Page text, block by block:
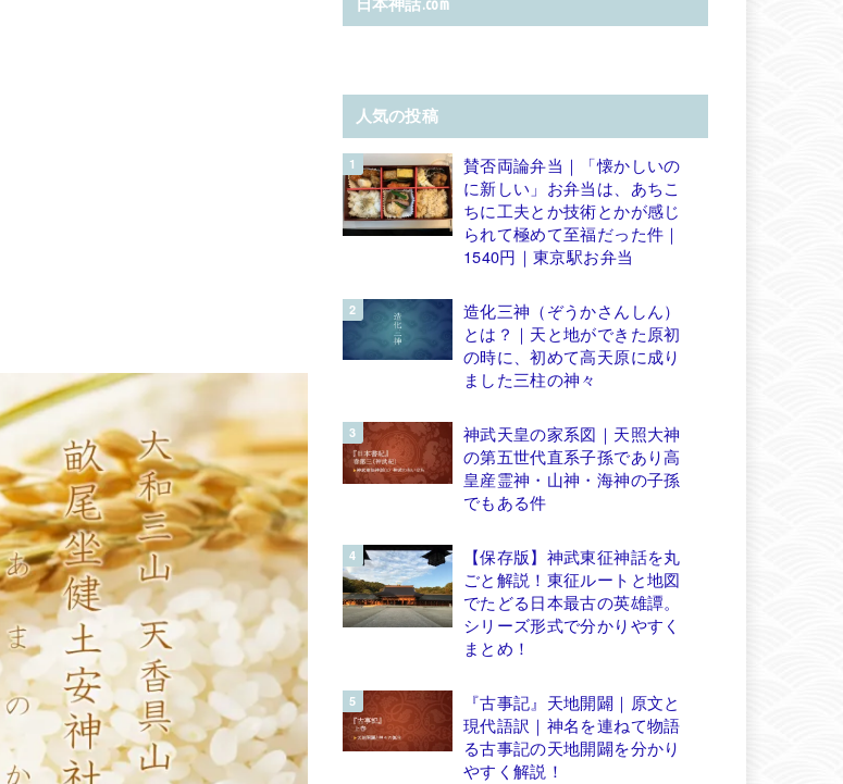
日本神話.com
人気の投稿
賛否両論弁当｜「懐かしいの
に新しい」お弁当は、あちこ
ちに工夫とか技術とかが感じ
られて極めて至福だった件｜
1540円｜東京駅お弁当
造化三神（ぞうかさんしん）
とは？｜天と地ができた原初
の時に、初めて高天原に成り
ました三柱の神々
神武天皇の家系図｜天照大神
の第五世代直系子孫であり高
皇産霊神・山神・海神の子孫
でもある件
【保存版】神武東征神話を丸
ごと解説！東征ルートと地図
でたどる日本最古の英雄譚。
シリーズ形式で分かりやすく
まとめ！
『古事記』天地開闢｜原文と
現代語訳｜神名を連ねて物語
る古事記の天地開闢を分かり
やすく解説！